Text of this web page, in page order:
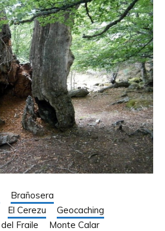
Brañosera
El Cerezu
Geocaching
Fraile
Monte Calar